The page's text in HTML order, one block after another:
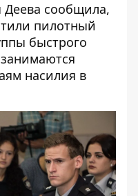
Деева сообщила,
пилотный
быстрого
насилия в